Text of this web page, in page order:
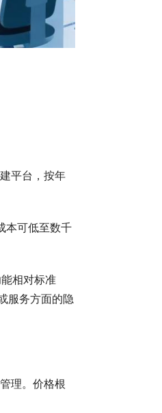
平台，按年
本可低至数千
相对标准
服务方面的隐
理。价格根